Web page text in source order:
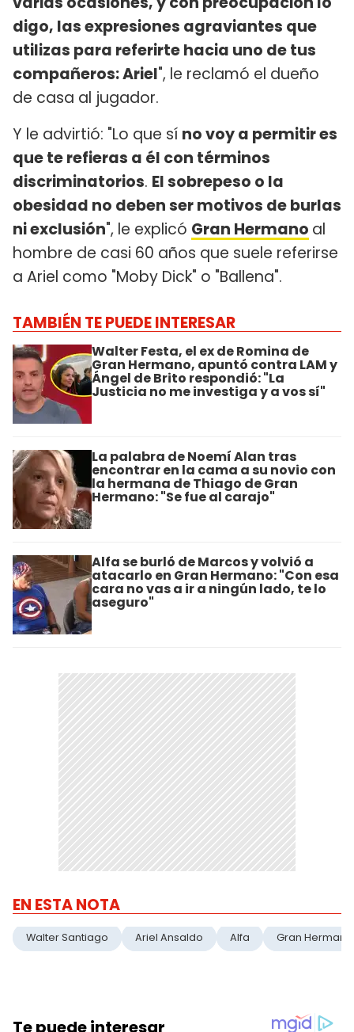
digo, las expresiones agraviantes que
utilizas para referirte hacia uno de tus
compañeros: Ariel", le reclamó el dueño
de casa al jugador.
Y le advirtió: "Lo que sí no voy a permitir es
que te refieras a él con términos
discriminatorios. El sobrepeso o la
obesidad no deben ser motivos de burlas
ni exclusión", le explicó Gran Hermano al
hombre de casi 60 años que suele referirse
a Ariel como "Moby Dick" o "Ballena".
TAMBIÉN TE PUEDE INTERESAR
Walter Festa, el ex de Romina de
Gran Hermano, apuntó contra LAM y
Ángel de Brito respondió: "La
Justicia no me investiga y a vos sí"
La palabra de Noemí Alan tras
encontrar en la cama a su novio con
la hermana de Thiago de Gran
Hermano: "Se fue al carajo"
Alfa se burló de Marcos y volvió a
atacarlo en Gran Hermano: "Con esa
cara no vas a ir a ningún lado, te lo
aseguro"
EN ESTA NOTA
Walter Santiago Ariel Ansaldo Alfa Gran Hermano